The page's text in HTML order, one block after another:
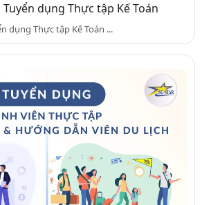
dụng Thực tập Kế Toán
dụng Thực tập Kế Toán ...